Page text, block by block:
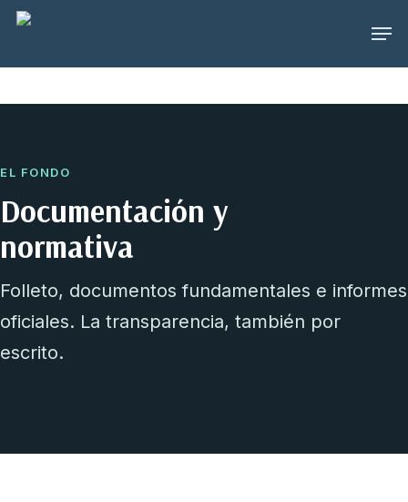
Skip
Menu
EL FONDO
Documentación y
normativa
Folleto, documentos fundamentales e informes
oficiales. La transparencia, también por
escrito.